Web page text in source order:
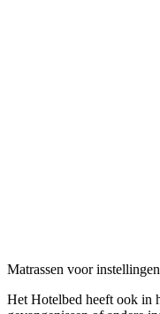
Matrassen voor instellingen
Het Hotelbed heeft ook in